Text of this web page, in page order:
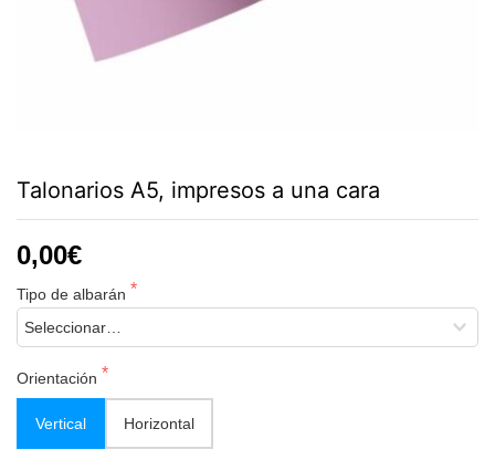
Talonarios A5, impresos a una cara
0,00€
Tipo de albarán
Orientación
Vertical Horizontal